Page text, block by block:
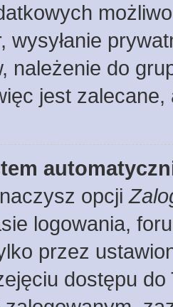
wysyłanie
należenie do
jest zalecane,
opcji
logowania,
przez
dostępu